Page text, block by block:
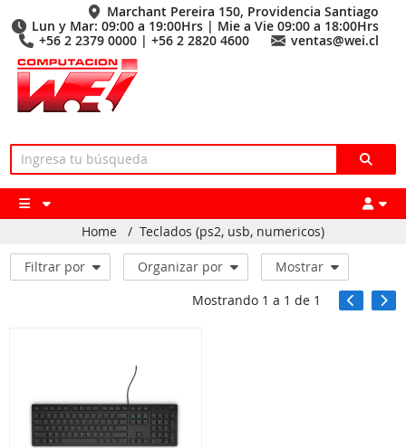
Marchant Pereira 150, Providencia Santiago
Lun y Mar: 09:00 a 19:00Hrs | Mie a Vie 09:00 a 18:00Hrs
+56 2 2379 0000 | +56 2 2820 4600
ventas@wei.cl
Home / Teclados (ps2, usb, numericos)
Filtrar por Organizar por
Mostrar
Mostrando 1 a 1 de 1